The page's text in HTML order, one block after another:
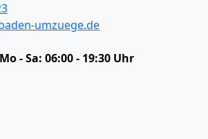
umzuege.de
Mo - Sa: 06:00 - 19:30 Uhr